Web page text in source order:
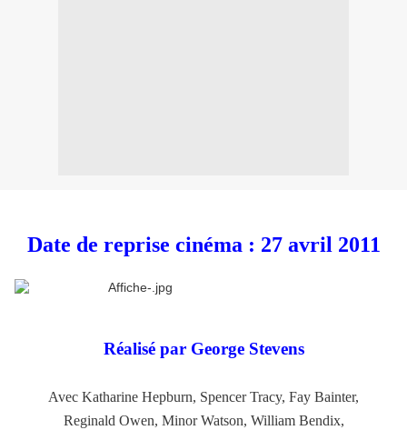
Date de reprise cinéma : 27 avril 2011
Réalisé par George Stevens
Avec Katharine Hepburn, Spencer Tracy, Fay Bainter,
Reginald Owen, Minor Watson, William Bendix,